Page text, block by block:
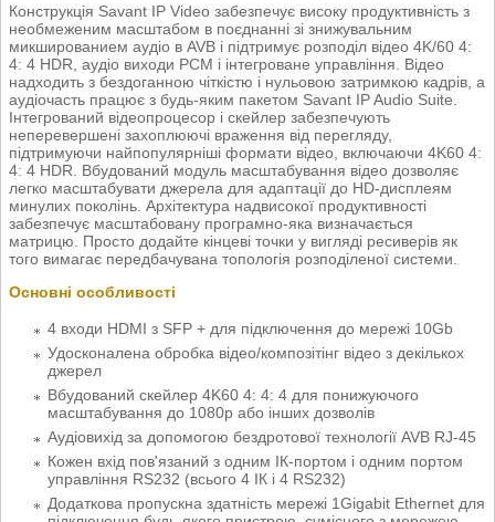
Конструкція Savant IP Video забезпечує високу продуктивність з
необмеженим масштабом в поєднанні зі знижувальним
микшированием аудіо в AVB і підтримує розподіл відео 4K/60 4:
4: 4 HDR, аудіо виходи PCM і інтегроване управління. Відео
надходить з бездоганною чіткістю і нульовою затримкою кадрів, а
аудіочасть працює з будь-яким пакетом Savant IP Audio Suite.
Інтегрований відеопроцесор і скейлер забезпечують
неперевершені захоплюючі враження від перегляду,
підтримуючи найпопулярніші формати відео, включаючи 4K60 4:
4: 4 HDR. Вбудований модуль масштабування відео дозволяє
легко масштабувати джерела для адаптації до HD-дисплеям
минулих поколінь. Архітектура надвисокої продуктивності
забезпечує масштабовану програмно-яка визначається
матрицю. Просто додайте кінцеві точки у вигляді ресиверів як
того вимагає передбачувана топологія розподіленої системи.
Основні особливості
4 входи HDMI з SFP + для підключення до мережі 10Gb
Удосконалена обробка відео/композітінг відео з декількох
джерел
Вбудований скейлер 4K60 4: 4: 4 для понижуючого
масштабування до 1080p або інших дозволів
Аудіовихід за допомогою бездротової технології AVB RJ-45
Кожен вхід пов'язаний з одним ІК-портом і одним портом
управління RS232 (всього 4 ІК і 4 RS232)
Додаткова пропускна здатність мережі 1Gigabit Ethernet для